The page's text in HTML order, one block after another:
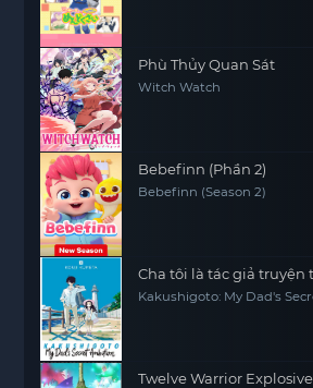
Phù Thủy Quan Sát
Witch Watch
Bebefinn (Phần 2)
Bebefinn (Season 2)
Cha tôi là tác giả truyện
Kakushigoto: My Dad's
Twelve Warrior